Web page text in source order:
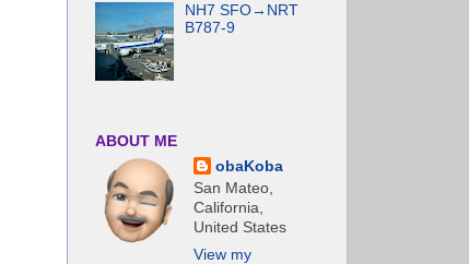
NH7 SFO→NRT
B787-9
ABOUT ME
obaKoba
San Mateo,
California,
United States
View my